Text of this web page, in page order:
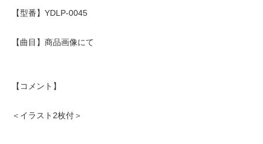
【型番】YDLP-0045
【曲目】商品画像にて
【コメント】
＜イラスト2枚付＞